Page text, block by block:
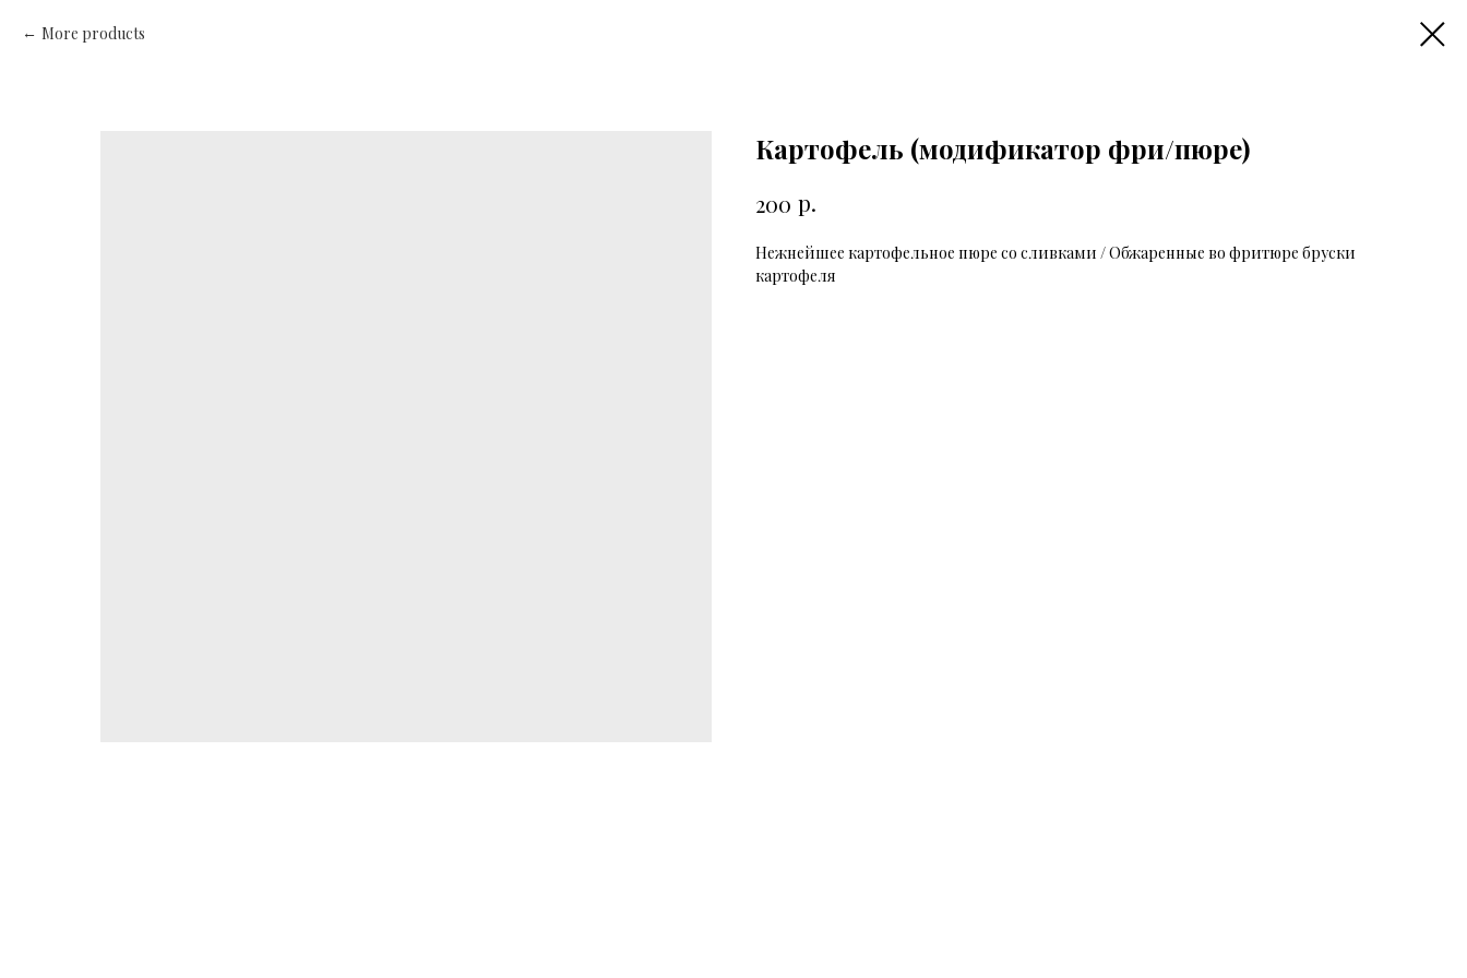
More products
Картофель (модификатор фри/пюре)
200 р.
Нежнейшее картофельное пюре со сливками / Обжаренные во фритюре бруски
картофеля